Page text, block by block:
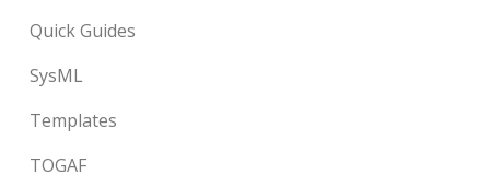
Quick Guides
SysML
Templates
TOGAF